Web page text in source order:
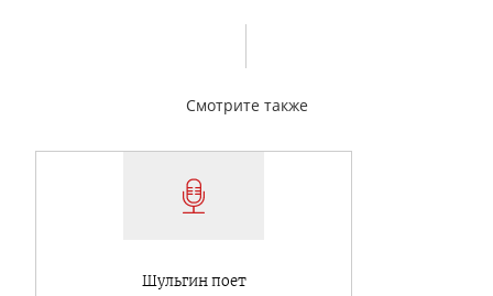
Смотрите также
Шульгин поет